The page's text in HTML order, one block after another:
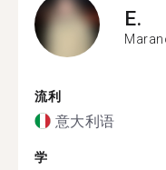
E.
流利
意大利语
学